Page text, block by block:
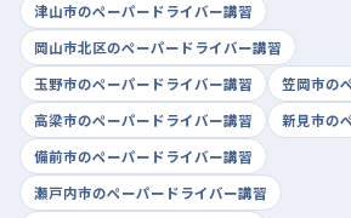
津山市のペーパードライバー講習
岡山市北区のペーパードライバー講習
玉野市のペーパードライバー講習
笠岡市の
高梁市のペーパードライバー講習
新見市の
備前市のペーパードライバー講習
瀬戸内市のペーパードライバー講習